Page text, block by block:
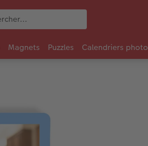
Magnets Puzzles Calendriers photo